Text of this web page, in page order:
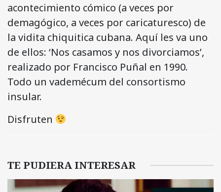
acontecimiento cómico (a veces por
demagógico, a veces por caricaturesco) de
la vidita chiquitica cubana. Aquí les va uno
de ellos: ‘Nos casamos y nos divorciamos’,
realizado por Francisco Puñal en 1990.
Todo un vademécum del consortismo
insular.
Disfruten
TE PUDIERA INTERESAR